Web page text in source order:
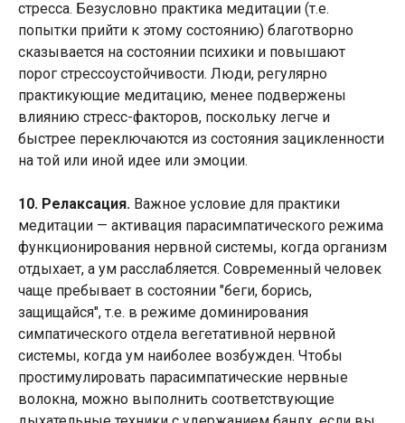
стресса. Безусловно практика медитации (т.е.
попытки прийти к этому состоянию) благотворно
сказывается на состоянии психики и повышают
порог стрессоустойчивости. Люди, регулярно
практикующие медитацию, менее подвержены
влиянию стресс-факторов, поскольку легче и
быстрее переключаются из состояния зацикленности
на той или иной идее или эмоции.
10. Релаксация. Важное условие для практики
медитации — активация парасимпатического режима
функционирования нервной системы, когда организм
отдыхает, а ум расслабляется. Современный человек
чаще пребывает в состоянии "беги, борись,
защищайся", т.е. в режиме доминирования
симпатического отдела вегетативной нервной
системы, когда ум наиболее возбужден. Чтобы
простимулировать парасимпатические нервные
волокна, можно выполнить соответствующие